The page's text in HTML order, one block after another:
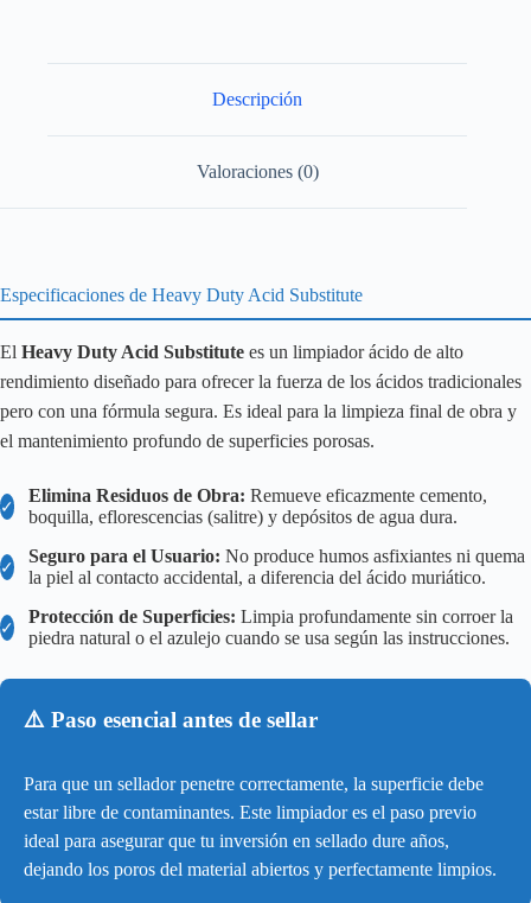
Descripción
Valoraciones (0)
Especificaciones de Heavy Duty Acid Substitute
El Heavy Duty Acid Substitute es un limpiador ácido de alto
rendimiento diseñado para ofrecer la fuerza de los ácidos tradicionales
pero con una fórmula segura. Es ideal para la limpieza final de obra y
el mantenimiento profundo de superficies porosas.
✓
Elimina Residuos de Obra: Remueve eficazmente cemento,
boquilla, eflorescencias (salitre) y depósitos de agua dura.
✓
Seguro para el Usuario: No produce humos asfixiantes ni quema
la piel al contacto accidental, a diferencia del ácido muriático.
✓
Protección de Superficies: Limpia profundamente sin corroer la
piedra natural o el azulejo cuando se usa según las instrucciones.
⚠️ Paso esencial antes de sellar
Para que un sellador penetre correctamente, la superficie debe
estar libre de contaminantes. Este limpiador es el paso previo
ideal para asegurar que tu inversión en sellado dure años,
dejando los poros del material abiertos y perfectamente limpios.